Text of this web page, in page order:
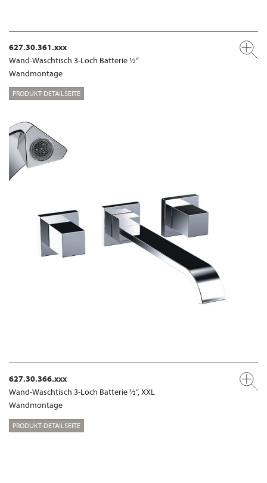
627.30.361.xxx
Wand-Waschtisch 3-Loch Batterie ½“
Wandmontage
PRODUKT-DETAILSEITE
627.30.366.xxx
Wand-Waschtisch 3-Loch Batterie ½“, XXL
Wandmontage
PRODUKT-DETAILSEITE